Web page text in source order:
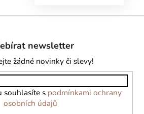
newsletter
žádné novinky či slevy!
souhlasíte s podmínkami ochrany
osobních údajů